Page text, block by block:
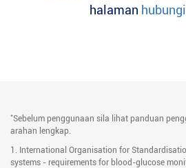
halaman
*Sebelum penggunaan sila lihat panduan
arahan lengkap.
1. International Organisation for
systems - requirements for blood-glucose